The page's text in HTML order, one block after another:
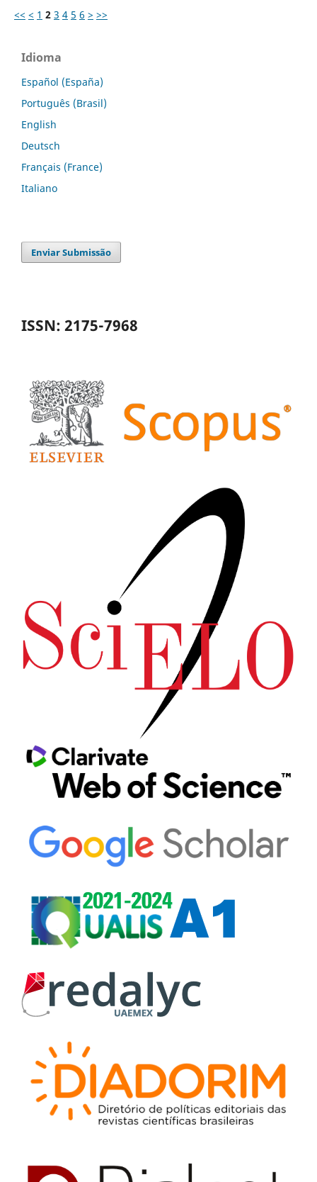
<< < 1 2 3 4 5 6 > >>
Idioma
Español (España)
Português (Brasil)
English
Deutsch
Français (France)
Italiano
Enviar Submissão
ISSN: 2175-7968